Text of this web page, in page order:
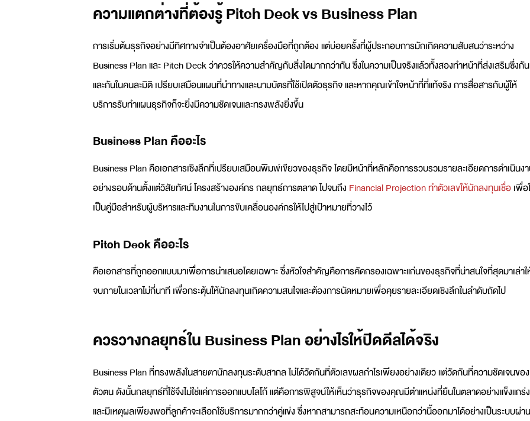
ความแตกต่างที่ต้องรู้ Pitch Deck vs Business Plan
การเริ่มต้นธุรกิจอย่างมีทิศทางจำเป็นต้องอาศัยเครื่องมือที่ถูกต้อง แต่บ่อยครั้งที่ผู้ประกอบการมักเกิดความสับสนว่าระหว่าง
Business PlanและPitch Deckว่าควรให้ความสำคัญกับสิ่งใดมากกว่ากัน ซึ่งในความเป็นจริงแล้วทั้งสองทำหน้าที่ส่งเสริมซึ่งกัน
และกันในคนละมิติ เปรียบเสมือนแผนที่นำทางและนามบัตรที่ใช้เปิดตัวธุรกิจ และหากคุณเข้าใจหน้าที่ที่แท้จริง การสื่อสารกับผู้ให้
บริการรับทำแผนธุรกิจก็จะยิ่งมีความชัดเจนและทรงพลังยิ่งขึ้น
Business Planคืออะไร
Business Planคือเอกสารเชิงลึกที่เปรียบเสมือนพิมพ์เขียวของธุรกิจ โดยมีหน้าที่หลักคือการรวบรวมรายละเอียดการดำเนินง
อย่างรอบด้านตั้งแต่วิสัยทัศน์ โครงสร้างองค์กร กลยุทธ์การตลาด ไปจนถึง Financial Projection ทำตัวเลขให้นักลงทุนเชื่อเพื่อ
เป็นคู่มือสำหรับผู้บริหารและทีมงานในการขับเคลื่อนองค์กรให้ไปสู่เป้าหมายที่วางไว้
Pitch Deckคืออะไร
คือเอกสารที่ถูกออกแบบมาเพื่อการนำเสนอโดยเฉพาะ ซึ่งหัวใจสำคัญคือการคัดกรองเฉพาะแก่นของธุรกิจที่น่าสนใจที่สุดมาเล่า
จบภายในเวลาไม่กี่นาที เพื่อกระตุ้นให้นักลงทุนเกิดความสนใจและต้องการนัดหมายเพื่อคุยรายละเอียดเชิงลึกในลำดับถัดไป
ควรวางกลยุทธ์ใน Business Plan อย่างไรให้ปิดดีลได้จริง
Business Planที่ทรงพลังในสายตานักลงทุนระดับสากล ไม่ได้วัดกันที่ตัวเลขผลกำไรเพียงอย่างเดียว แต่วัดกันที่ความชัดเจนของ
ตัวตน ดังนั้นกลยุทธ์ที่ใช้จึงไม่ใช่แค่การออกแบบโลโก้ แต่คือการพิสูจน์ให้เห็นว่าธุรกิจของคุณมีตำแหน่งที่ยืนในตลาดอย่างแข็งแกร่ง
และมีเหตุผลเพียงพอที่ลูกค้าจะเลือกใช้บริการมากกว่าคู่แข่ง ซึ่งหากสามารถสะท้อนความเหนือกว่านี้ออกมาได้อย่างเป็นระบบผ่าน